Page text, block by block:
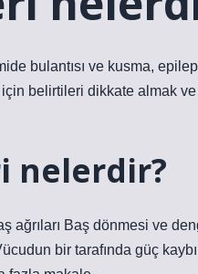
bulantısı ve kusma,
belirtileri dikkate almak
nelerdir?
Baş dönmesi ve
bir tarafında güç